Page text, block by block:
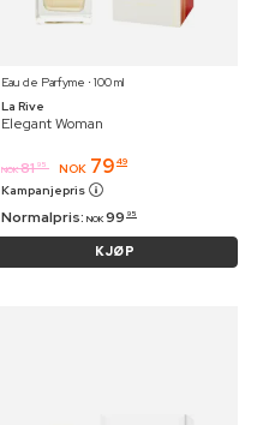
Eau de Parfyme ⋅ 100 ml
La Rive
Elegant Woman
NOK 81 95 NOK 79 49
Kampanjepris
Normalpris: NOK 99 95
KJØP